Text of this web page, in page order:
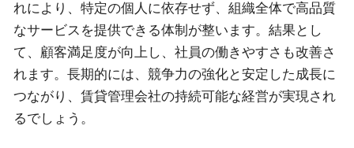
れにより、特定の個人に依存せず、組織全体で高品質
なサービスを提供できる体制が整います。結果とし
て、顧客満足度が向上し、社員の働きやすさも改善さ
れます。長期的には、競争力の強化と安定した成長に
つながり、賃貸管理会社の持続可能な経営が実現され
るでしょう。